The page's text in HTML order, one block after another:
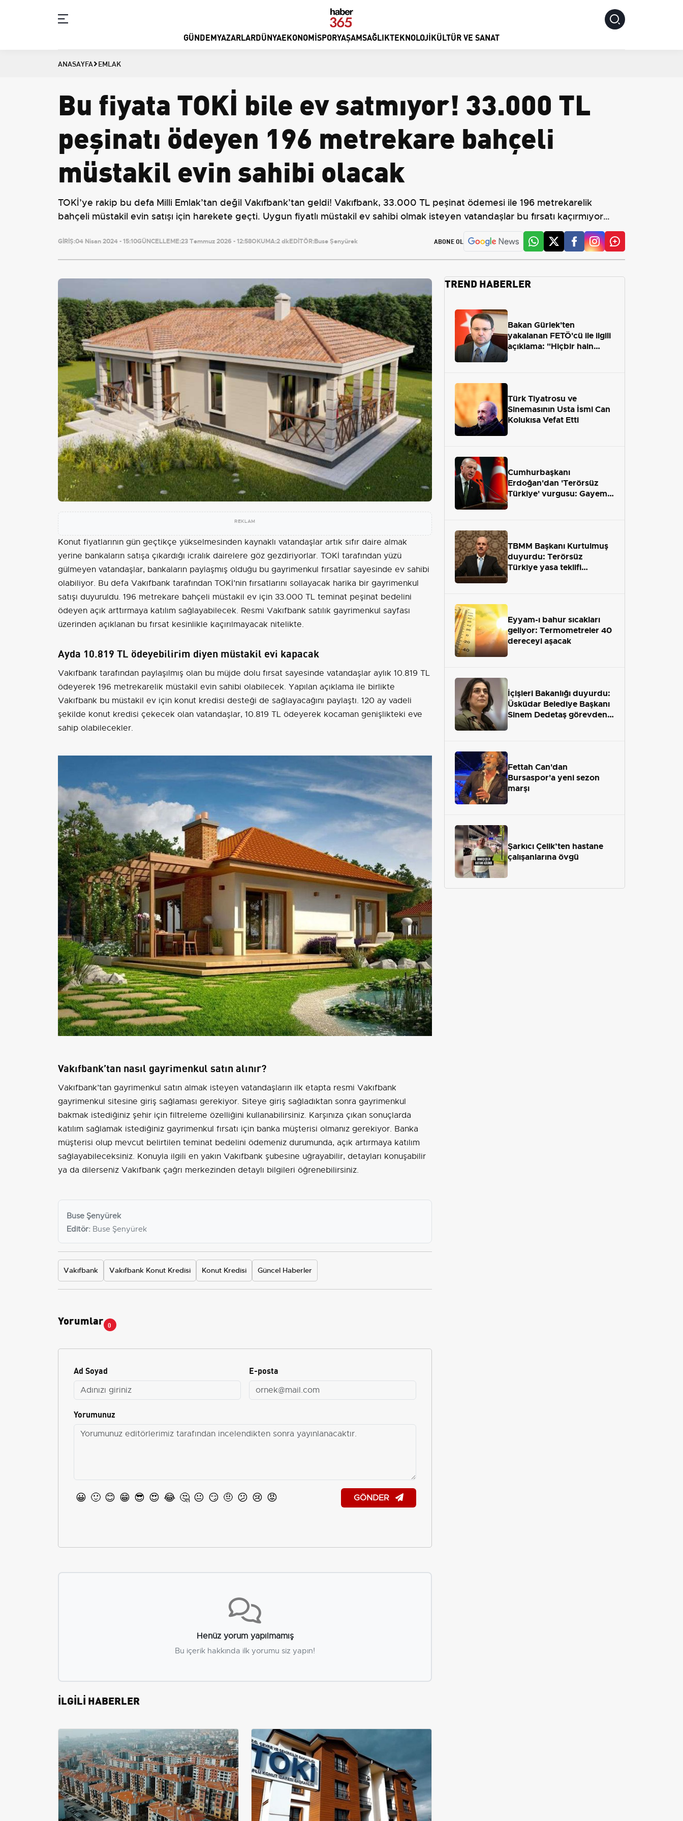
GÜNDEMYAZARLARDÜNYAEKONOMISPORYAŞAMSAĞLIKTEKNOLOJIKÜLTÜR VE SANAT
ANASAYFA EMLAK
Bu fiyata TOKİ bile ev satmıyor! 33.000 TL
peşinatı ödeyen 196 metrekare bahçeli
müstakil evin sahibi olacak
TOKİ’ye rakip bu defa Milli Emlak’tan değil Vakıfbank’tan geldi! Vakıfbank, 33.000 TL peşinat ödemesi ile 196 metrekarelik
bahçeli müstakil evin satışı için harekete geçti. Uygun fiyatlı müstakil ev sahibi olmak isteyen vatandaşlar bu fırsatı kaçırmıyor…
GİRİŞ:04 Nisan 2024 - 15:10GÜNCELLEME:23 Temmuz 2026 - 12:58OKUMA:2 dkEDİTÖR:Buse Şenyürek ABONE OL
REKLAM
Konut fiyatlarının gün geçtikçe yükselmesinden kaynaklı vatandaşlar artık sıfır daire almak
yerine bankaların satışa çıkardığı icralık dairelere göz gezdiriyorlar. TOKİ tarafından yüzü
gülmeyen vatandaşlar, bankaların paylaşmış olduğu bu gayrimenkul fırsatlar sayesinde ev sahibi
olabiliyor. Bu defa Vakıfbank tarafından TOKİ’nin fırsatlarını sollayacak harika bir gayrimenkul
satışı duyuruldu. 196 metrekare bahçeli müstakil ev için 33.000 TL teminat peşinat bedelini
ödeyen açık arttırmaya katılım sağlayabilecek. Resmi Vakıfbank satılık gayrimenkul sayfası
üzerinden açıklanan bu fırsat kesinlikle kaçırılmayacak nitelikte.
Ayda 10.819 TL ödeyebilirim diyen müstakil evi kapacak
Vakıfbank tarafından paylaşılmış olan bu müjde dolu fırsat sayesinde vatandaşlar aylık 10.819 TL
ödeyerek 196 metrekarelik müstakil evin sahibi olabilecek. Yapılan açıklama ile birlikte
Vakıfbank bu müstakil ev için konut kredisi desteği de sağlayacağını paylaştı. 120 ay vadeli
şekilde konut kredisi çekecek olan vatandaşlar, 10.819 TL ödeyerek kocaman genişlikteki eve
sahip olabilecekler.
Vakıfbank’tan nasıl gayrimenkul satın alınır?
Vakıfbank’tan gayrimenkul satın almak isteyen vatandaşların ilk etapta resmi Vakıfbank
gayrimenkul sitesine giriş sağlaması gerekiyor. Siteye giriş sağladıktan sonra gayrimenkul
bakmak istediğiniz şehir için filtreleme özelliğini kullanabilirsiniz. Karşınıza çıkan sonuçlarda
katılım sağlamak istediğiniz gayrimenkul fırsatı için banka müşterisi olmanız gerekiyor. Banka
müşterisi olup mevcut belirtilen teminat bedelini ödemeniz durumunda, açık artırmaya katılım
sağlayabileceksiniz. Konuyla ilgili en yakın Vakıfbank şubesine uğrayabilir, detayları konuşabilir
ya da dilerseniz Vakıfbank çağrı merkezinden detaylı bilgileri öğrenebilirsiniz.
Buse Şenyürek
Editör: Buse Şenyürek
Vakıfbank Vakıfbank Konut Kredisi Konut Kredisi Güncel Haberler
Yorumlar 0
Ad Soyad E-posta
Yorumunuz
😀 🙂 😊 😁 😎 😍 😂 🤔 😐 😏 🤨 😕 😢 😡 GÖNDER
Henüz yorum yapılmamış
Bu içerik hakkında ilk yorumu siz yapın!
İLGİLİ HABERLER
TREND HABERLER
Bakan Gürlek'ten
yakalanan FETÖ'cü ile ilgili
açıklama: "Hiçbir hain
Türk Tiyatrosu ve
Sinemasının Usta İsmi Can
Kolukısa Vefat Etti
Cumhurbaşkanı
Erdoğan'dan 'Terörsüz
Türkiye' vurgusu: Gayemiz
TBMM Başkanı Kurtulmuş
duyurdu: Terörsüz
Türkiye yasa teklifi
Eyyam-ı bahur sıcakları
geliyor: Termometreler 40
dereceyi aşacak
İçişleri Bakanlığı duyurdu:
Üsküdar Belediye Başkanı
Sinem Dedetaş görevden
Fettah Can'dan
Bursaspor'a yeni sezon
marşı
Şarkıcı Çelik’ten hastane
çalışanlarına övgü